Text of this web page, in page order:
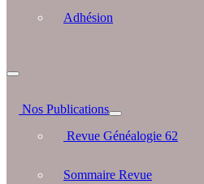
Adhésion
Nos Publications
Revue Généalogie 62
Sommaire Revue